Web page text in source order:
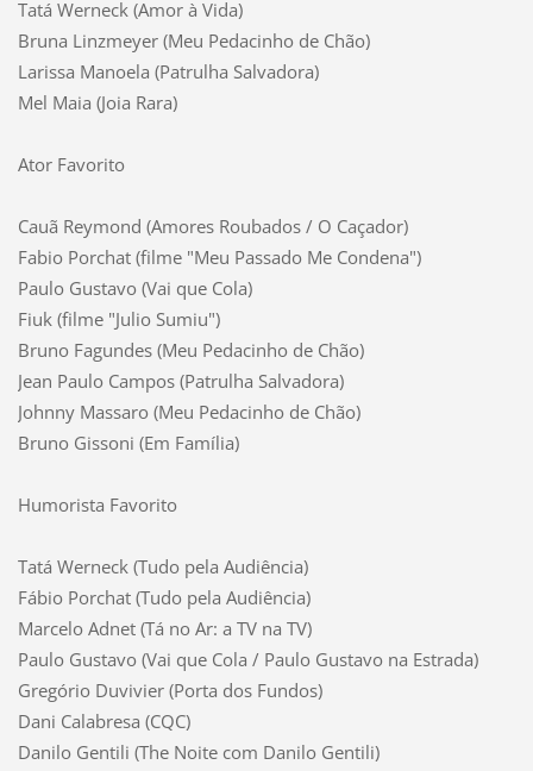
Tatá Werneck (Amor à Vida)
Bruna Linzmeyer (Meu Pedacinho de Chão)
Larissa Manoela (Patrulha Salvadora)
Mel Maia (Joia Rara)
Ator Favorito
Cauã Reymond (Amores Roubados / O Caçador)
Fabio Porchat (filme "Meu Passado Me Condena")
Paulo Gustavo (Vai que Cola)
Fiuk (filme "Julio Sumiu")
Bruno Fagundes (Meu Pedacinho de Chão)
Jean Paulo Campos (Patrulha Salvadora)
Johnny Massaro (Meu Pedacinho de Chão)
Bruno Gissoni (Em Família)
Humorista Favorito
Tatá Werneck (Tudo pela Audiência)
Fábio Porchat (Tudo pela Audiência)
Marcelo Adnet (Tá no Ar: a TV na TV)
Paulo Gustavo (Vai que Cola / Paulo Gustavo na Estrada)
Gregório Duvivier (Porta dos Fundos)
Dani Calabresa (CQC)
Danilo Gentili (The Noite com Danilo Gentili)